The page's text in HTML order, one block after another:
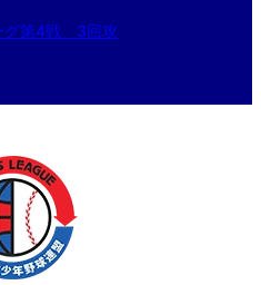
グ第4戦 3回攻